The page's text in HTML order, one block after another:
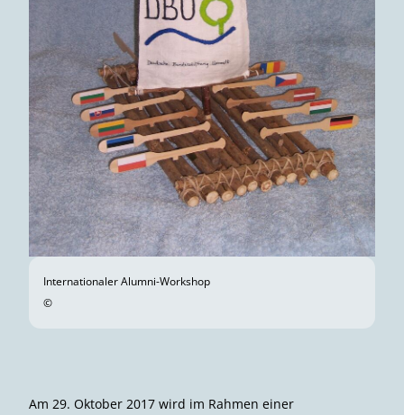
Internationaler Alumni-Workshop
©
Am 29. Oktober 2017 wird im Rahmen einer